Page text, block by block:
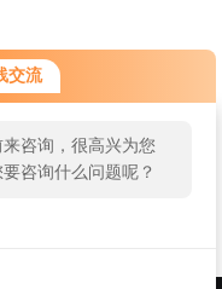
交流
咨询，很高兴为您
咨询什么问题呢？